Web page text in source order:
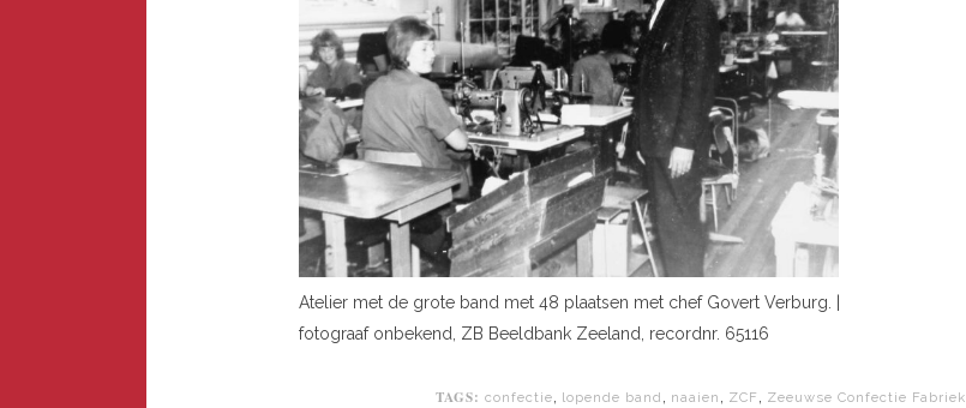
Atelier met de grote band met 48 plaatsen met chef Govert Verburg. |
fotograaf onbekend, ZB Beeldbank Zeeland, recordnr. 65116
TAGS: confectie lopende band naaien ZCF Zeeuwse Confectie Fabriek